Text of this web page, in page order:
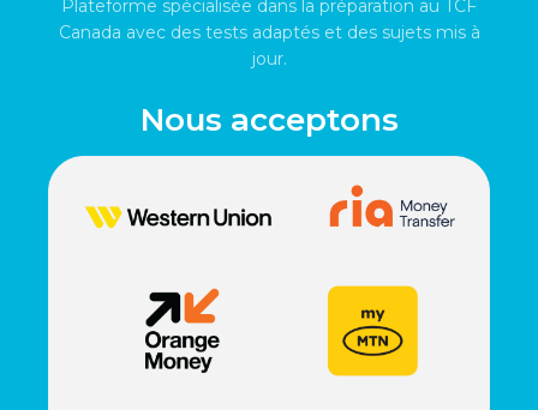
Plateforme spécialisée dans la préparation au TCF
Canada avec des tests adaptés et des sujets mis à
jour.
Nous acceptons